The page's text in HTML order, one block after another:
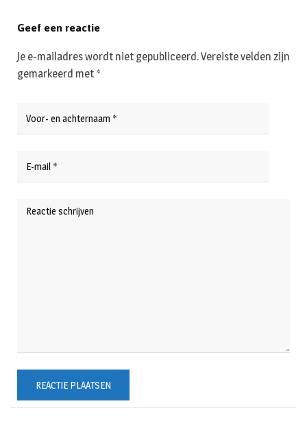
Geef een reactie
Je e-mailadres wordt niet gepubliceerd.Vereiste velden zijn
gemarkeerd met *